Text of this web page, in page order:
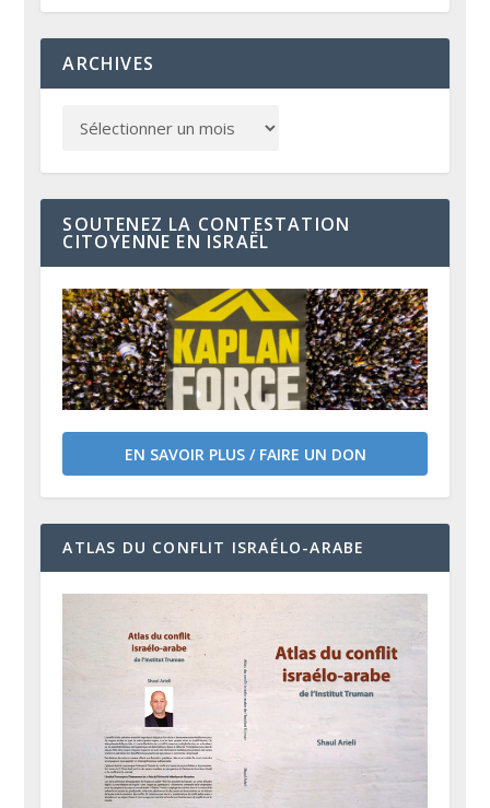
ARCHIVES
SOUTENEZ LA CONTESTATION
CITOYENNE EN ISRAËL
EN SAVOIR PLUS / FAIRE UN DON
ATLAS DU CONFLIT ISRAÉLO-ARABE